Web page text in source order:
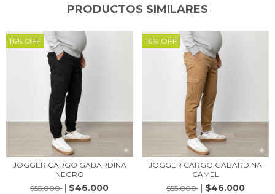
PRODUCTOS SIMILARES
16% OFF
JOGGER CARGO GABARDINA
NEGRO
$55.000
$46.000
16% OFF
JOGGER CARGO GABARDINA
CAMEL
$55.000
$46.000